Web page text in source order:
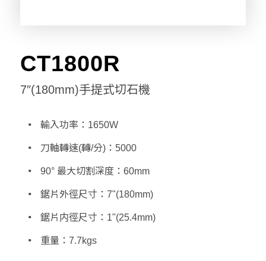
CT1800R
7″(180mm)手提式切石機
輸入功率：1650W
刀軸轉速(轉/分)：5000
90° 最大切割深度：60mm
鋸片外徑尺寸：7"(180mm)
鋸片内徑尺寸：1"(25.4mm)
重量：7.7kgs